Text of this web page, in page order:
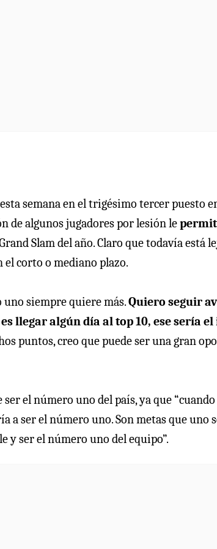
semana en el trigésimo tercer puesto
de algunos jugadores por lesión le
Slam del año. Claro que todavía está
el corto o mediano plazo.
siempre quiere más.Quiero seguir
llegar algún día al top 10, ese sería
puntos, creo que puede ser una gran
el número uno del país, ya que
a ser el número uno. Son metas que uno
y ser el número uno del equipo”.